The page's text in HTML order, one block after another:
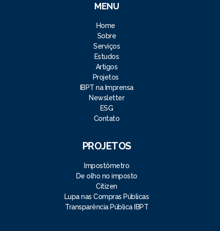
MENU
Home
Sobre
Serviços
Estudos
Artigos
Projetos
IBPT na Imprensa
Newsletter
ESG
Contato
PROJETOS
Impostômetro
De olho no imposto
Citizen
Lupa nas Compras Públicas
Transparência Pública IBPT